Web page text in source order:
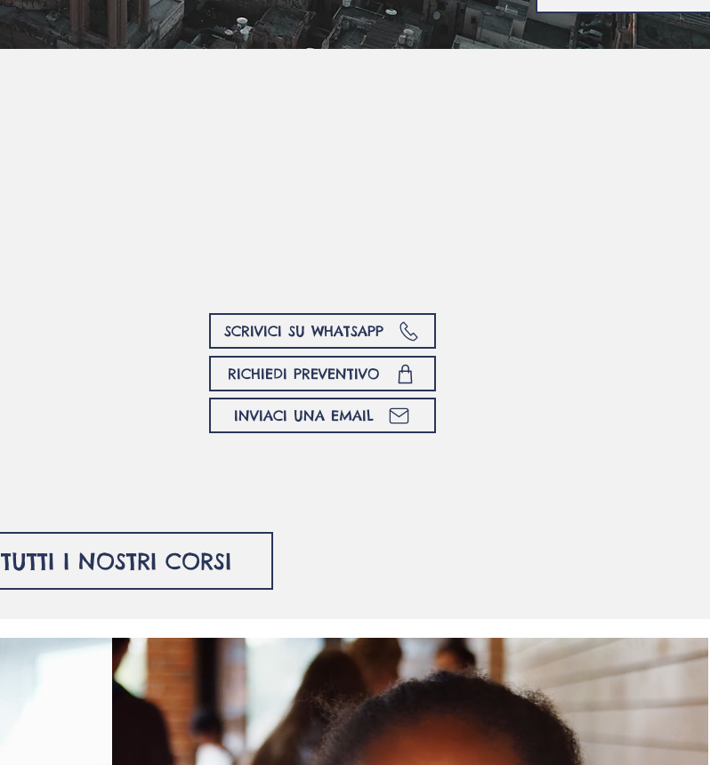
SCRIVICI SU WHATSAPP
RICHIEDI PREVENTIVO
INVIACI UNA EMAIL
TUTTI I NOSTRI CORSI